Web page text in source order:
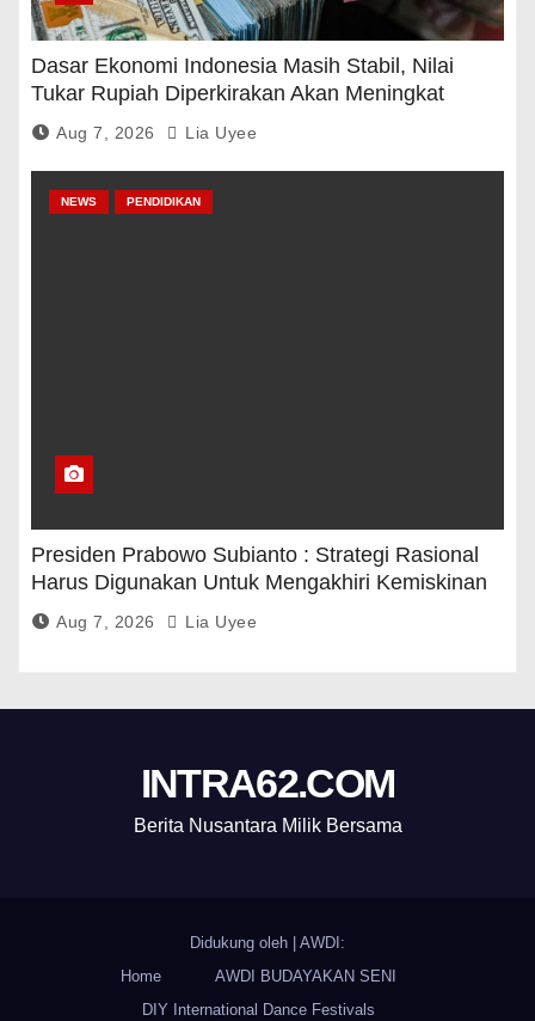
Dasar Ekonomi Indonesia Masih Stabil, Nilai
Tukar Rupiah Diperkirakan Akan Meningkat
Aug 7, 2026 Lia Uyee
NEWS PENDIDIKAN
Presiden Prabowo Subianto : Strategi Rasional
Harus Digunakan Untuk Mengakhiri Kemiskinan
Aug 7, 2026 Lia Uyee
INTRA62.COM
Berita Nusantara Milik Bersama
Didukung oleh
AWDI:
Home
AWDI BUDAYAKAN SENI
DIY International Dance Festivals